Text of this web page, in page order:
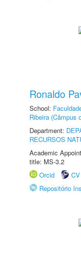
Ronaldo
School:
Ribeira (Câmpus
Department:
RECURSOS
Academic
title: MS-3.2
Orcid
Repositório